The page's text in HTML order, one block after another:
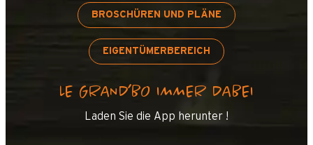
BROSCHÜREN UND PLÄNE
EIGENTÜMERBEREICH
LE GRAND’BO IMMER DABEI
Laden Sie die App herunter !